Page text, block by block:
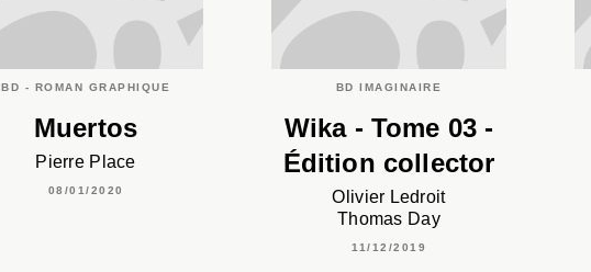
BD - ROMAN GRAPHIQUE
Muertos
Pierre Place
08/01/2020
BD IMAGINAIRE
Wika - Tome 03 -
Édition collector
Olivier Ledroit
Thomas Day
11/12/2019